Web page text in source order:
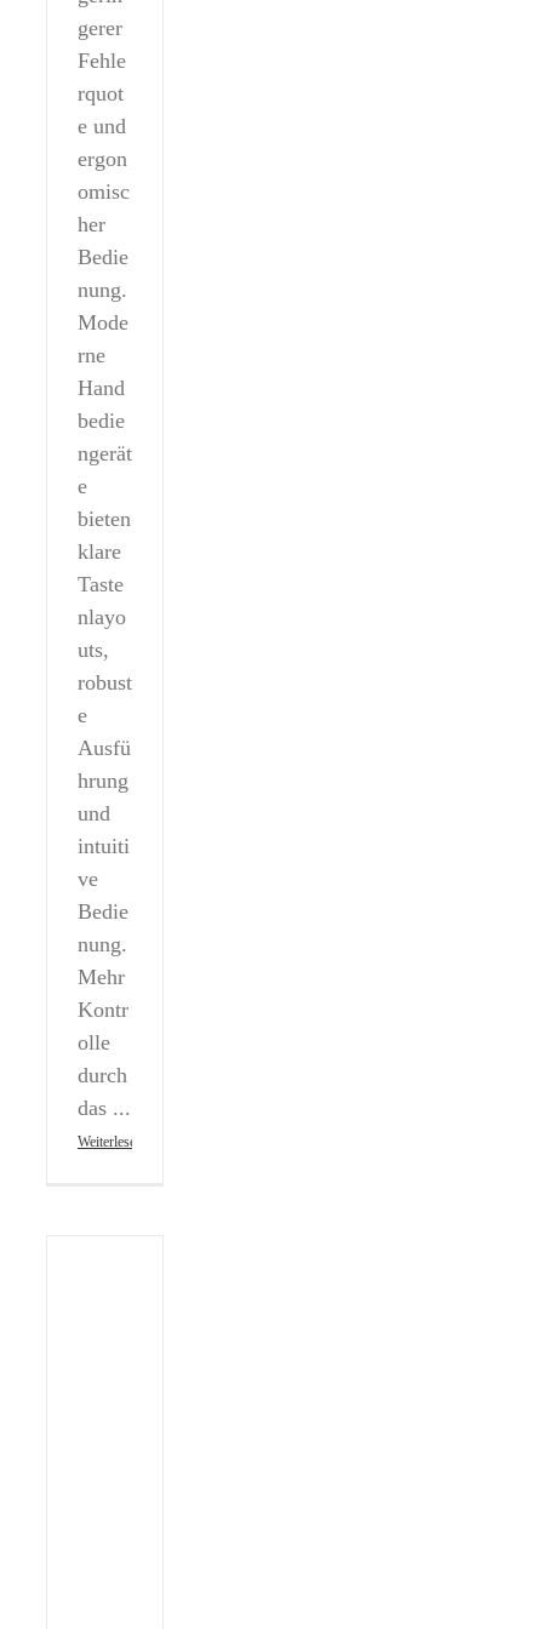
gerer
Fehle
rquot
e und
ergon
omisc
her
Bedie
nung.
Mode
rne
Hand
bedie
ngerät
e
bieten
klare
Taste
nlayo
uts,
robust
e
Ausfü
hrung
und
intuiti
ve
Bedie
nung.
Mehr
Kontr
olle
durch
das ...
Weiterlesen